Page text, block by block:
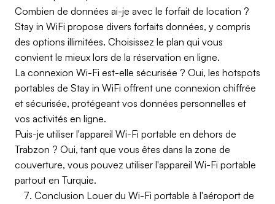
Combien de données ai-je avec le forfait de location ?
Stay in WiFi propose divers forfaits données, y compris
des options illimitées. Choisissez le plan qui vous
convient le mieux lors de la réservation en ligne.
La connexion Wi-Fi est-elle sécurisée ? Oui, les hotspots
portables de Stay in WiFi offrent une connexion chiffrée
et sécurisée, protégeant vos données personnelles et
vos activités en ligne.
Puis-je utiliser l'appareil Wi-Fi portable en dehors de
Trabzon ? Oui, tant que vous êtes dans la zone de
couverture, vous pouvez utiliser l'appareil Wi-Fi portable
partout en Turquie.
Conclusion Louer du Wi-Fi portable à l'aéroport de